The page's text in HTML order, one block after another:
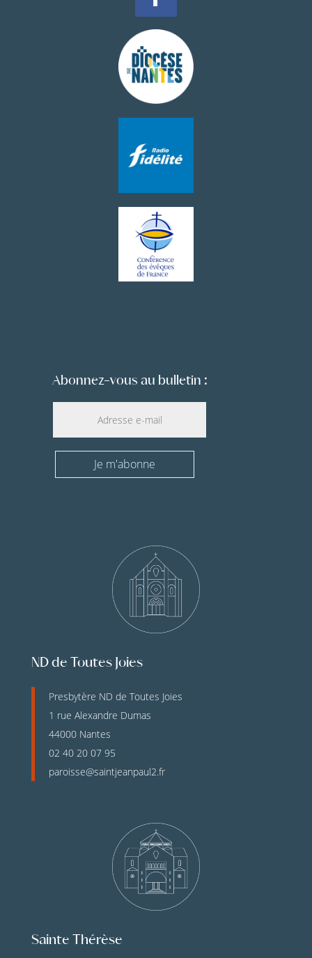
Abonnez-vous au bulletin :
Je m'abonne
ND de Toutes Joies
Presbytère ND de Toutes Joies
1 rue Alexandre Dumas
44000 Nantes
02 40 20 07 95
paroisse@saintjeanpaul2.fr
Sainte Thérèse